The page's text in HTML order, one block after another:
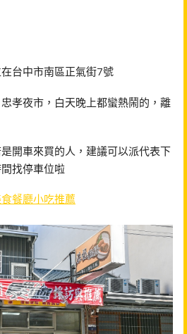
台中市南區正氣街7號
孝夜市，白天晚上都蠻熱鬧的，離
開車來買的人，建議可以派代表下
找停車位啦
餐廳小吃推薦